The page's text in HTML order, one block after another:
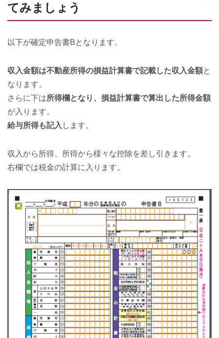
てみましょう
以下が確定申告書Bとなります。
収入金額は不動産所得の損益計算書で記載した収入金額と
なります。
さらに下は所得欄となり、損益計算書で算出した所得金額
が入ります。
給与所得も記入 します。
収入から所得、所得から様々な控除を差し引きます。
右欄では税金の計算に入ります。